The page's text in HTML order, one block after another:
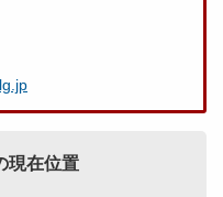
現在位置